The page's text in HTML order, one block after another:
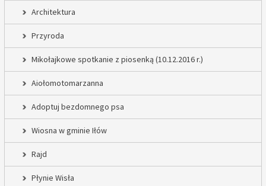
Architektura
Przyroda
Mikołajkowe spotkanie z piosenką (10.12.2016 r.)
Aiołomotomarzanna
Adoptuj bezdomnego psa
Wiosna w gminie Iłów
Rajd
Płynie Wisła